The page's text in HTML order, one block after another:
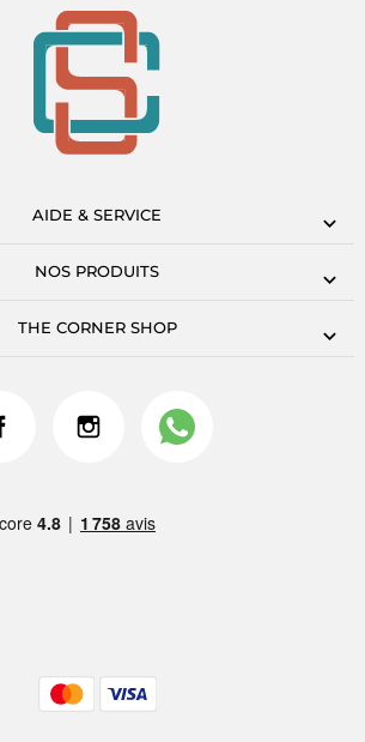
AIDE & SERVICE
NOS PRODUITS
THE CORNER SHOP